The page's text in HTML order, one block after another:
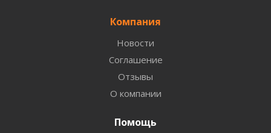
Компания
Новости
Соглашение
Отзывы
О компании
Помощь